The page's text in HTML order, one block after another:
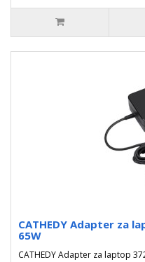
CATHEDY Adapter za
65W
CATHEDY Adapter za laptop